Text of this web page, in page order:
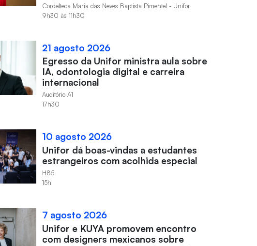
Cordelteca Maria das Neves Baptista Pimentel - Unifor
9h30 às 11h30
21 agosto 2026
Egresso da Unifor ministra aula sobre
IA, odontologia digital e carreira
internacional
Auditório A1
17h30
10 agosto 2026
Unifor dá boas-vindas a estudantes
estrangeiros com acolhida especial
H85
15h
7 agosto 2026
Unifor e KUYA promovem encontro
com designers mexicanos sobre